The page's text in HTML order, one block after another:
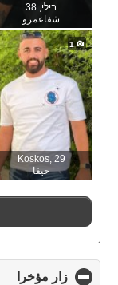
בילי
شفاعمرو
Koskos, 29
حيفا
1
زار مؤخرا